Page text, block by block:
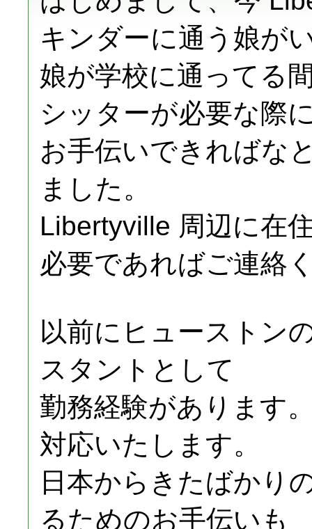
キンダーに通う娘が
娘が学校に通ってる
シッターが必要な際
お手伝いできればな
ました。
Libertyville 周辺に在
必要であればご連絡
以前にヒューストン
スタントとして
勤務経験があります
対応いたします。
日本からきたばかり
るためのお手伝いも